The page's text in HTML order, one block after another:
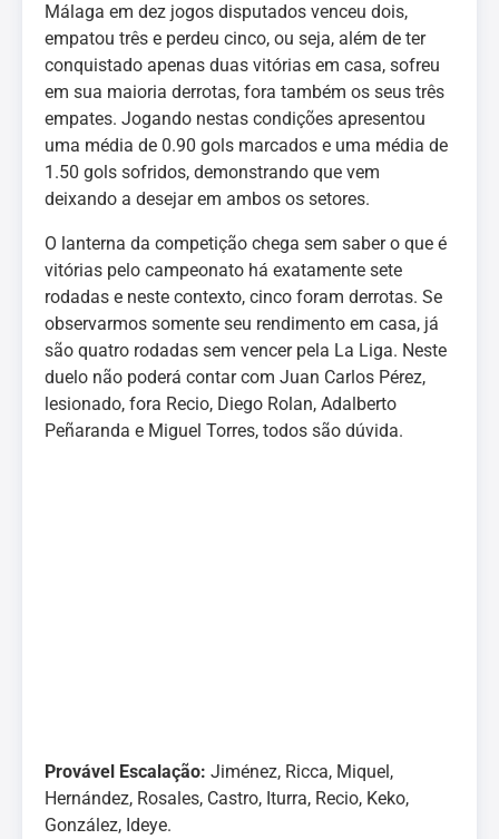
Málaga em dez jogos disputados venceu dois,
empatou três e perdeu cinco, ou seja, além de ter
conquistado apenas duas vitórias em casa, sofreu
em sua maioria derrotas, fora também os seus três
empates. Jogando nestas condições apresentou
uma média de 0.90 gols marcados e uma média de
1.50 gols sofridos, demonstrando que vem
deixando a desejar em ambos os setores.
O lanterna da competição chega sem saber o que é
vitórias pelo campeonato há exatamente sete
rodadas e neste contexto, cinco foram derrotas. Se
observarmos somente seu rendimento em casa, já
são quatro rodadas sem vencer pela La Liga. Neste
duelo não poderá contar com Juan Carlos Pérez,
lesionado, fora Recio, Diego Rolan, Adalberto
Peñaranda e Miguel Torres, todos são dúvida.
Provável Escalação: Jiménez, Ricca, Miquel,
Hernández, Rosales, Castro, Iturra, Recio, Keko,
González, Ideye.